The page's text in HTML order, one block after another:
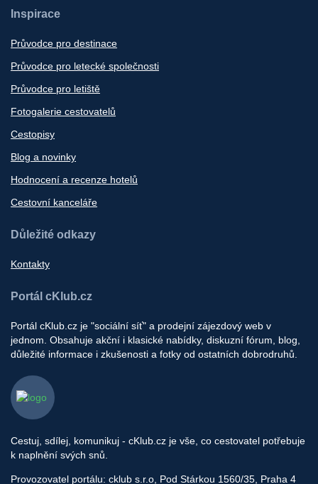
Inspirace
Průvodce pro destinace
Průvodce pro letecké společnosti
Průvodce pro letiště
Fotogalerie cestovatelů
Cestopisy
Blog a novinky
Hodnocení a recenze hotelů
Cestovní kanceláře
Důležité odkazy
Kontakty
Portál cKlub.cz
Portál cKlub.cz je "sociální síť" a prodejní zájezdový web v
jednom. Obsahuje akční i klasické nabídky, diskuzní fórum, blog,
důležité informace i zkušenosti a fotky od ostatních dobrodruhů.
Cestuj, sdílej, komunikuj - cKlub.cz je vše, co cestovatel potřebuje
k naplnění svých snů.
Provozovatel portálu: cklub s.r.o, Pod Stárkou 1560/35, Praha 4